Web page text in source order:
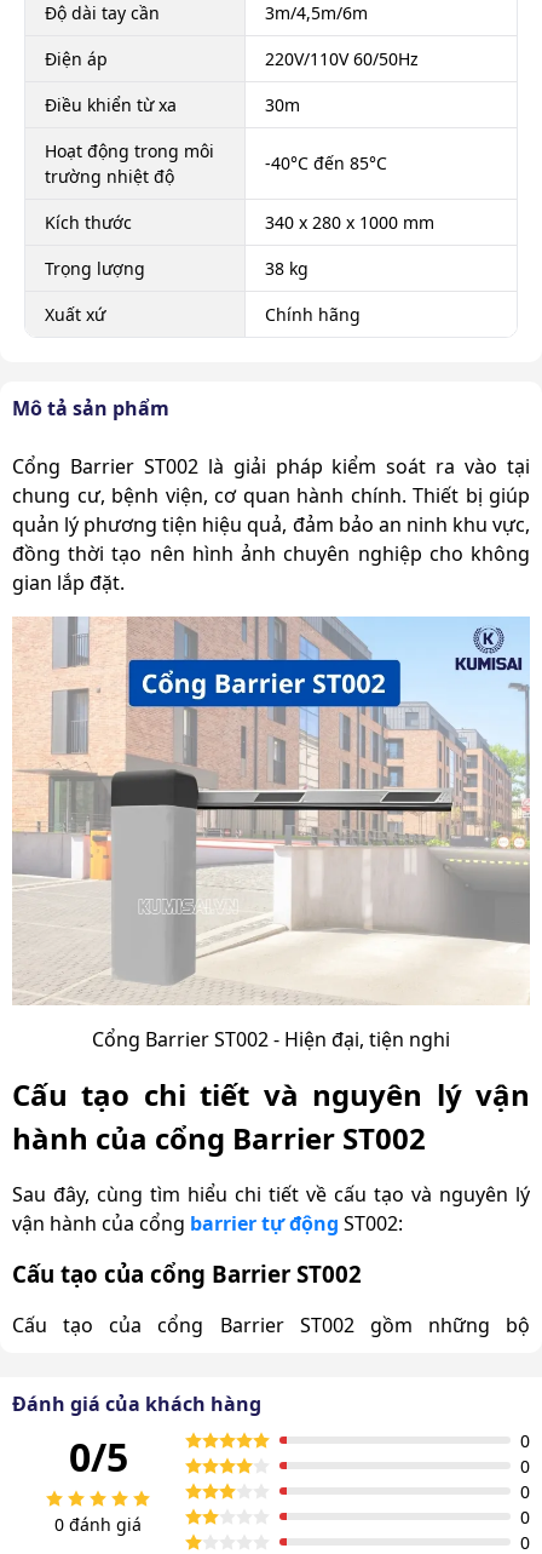
Mô tả sản phẩm
Cổng Barrier ST002là giải pháp kiểm soát ra vào tại
chung cư, bệnh viện, cơ quan hành chính. Thiết bị giúp
quản lý phương tiện hiệu quả, đảm bảo an ninh khu vực,
đồng thời tạo nên hình ảnh chuyên nghiệp cho không
gian lắp đặt.
Cổng Barrier ST002 - Hiện đại, tiện nghi
Cấu tạo chi tiết và nguyên lý vận
hành của cổng Barrier ST002
Sau đây, cùng tìm hiểu chi tiết về cấu tạo và nguyên lý
vận hành của cổng barrier tự động ST002:
Cấu tạo của cổng Barrier ST002
Cấu tạo của cổng Barrier ST002 gồm những bộ
Thân trụ barie: Là phần hộp bên ngoài, bên trong
chứa motor, bo mạch và hệ thống điều khiển. Bộ
phận này có nhiệm vụ bảo vệ thiết bị trước các yếu tố
môi trường như nắng, mưa.
Thanh chắn (cần barie): Bộ phận trực tiếp thực hiện
việc nâng lên và hạ xuống để kiểm soát phương tiện
Độ dài tay cần
3m/4,5m/6m
Điện áp
220V/110V 60/50Hz
Điều khiển từ xa
30m
Hoạt động trong môi
trường nhiệt độ
-40°C đến 85°C
Kích thước
340 x 280 x 1000 mm
Trọng lượng
38 kg
Xuất xứ
Chính hãng
Đánh giá của khách hàng
0/5
0 đánh giá
0
0
0
0
0